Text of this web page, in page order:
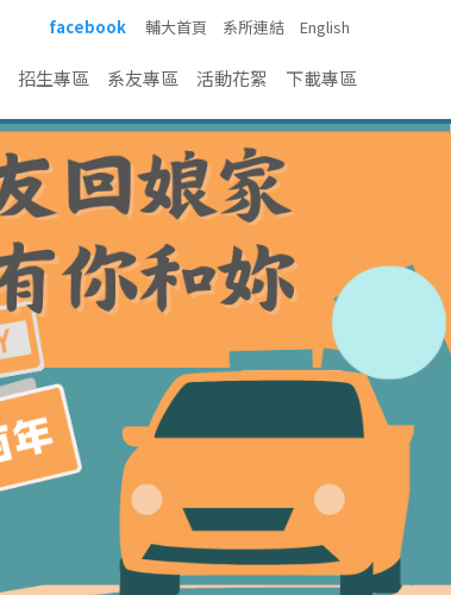
facebook 輔大首頁 系所連結 English
招生專區 系友專區 活動花絮 下載專區